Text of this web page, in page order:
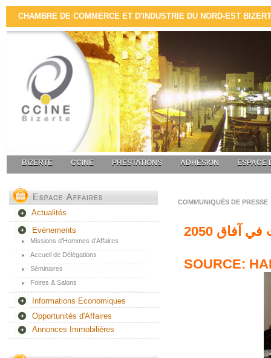
CHAMBRE DE COMMERCE ET D'INDUSTRIE DU NORD-EST
BIZERTE CCINE PRESTATIONS ADHÉSION ESPACE
Actualités
Evènements
Missions d’Hommes d’Affaires
Accueil de Délégations
Séminaires
Foires & Salons
Informations Economiques
Opportunités d'Affaires
Annonces Immobilières
COMMUNIQUÉS DE PRESSE
SOURCE: